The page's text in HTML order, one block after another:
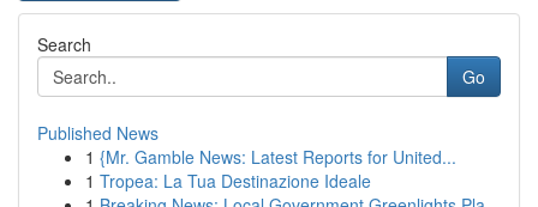
Search
Go
Published News
1 {Mr. Gamble News: Latest Reports for United...
1 Tropea: La Tua Destinazione Ideale